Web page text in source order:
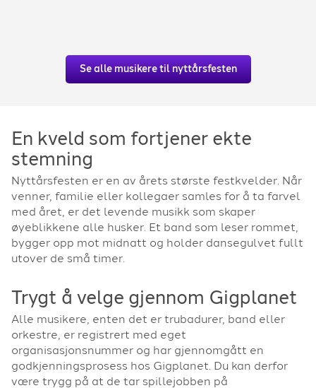
Se alle musikere til nyttårsfesten
En kveld som fortjener ekte
stemning
Nyttårsfesten er en av årets største festkvelder. Når
venner, familie eller kollegaer samles for å ta farvel
med året, er det levende musikk som skaper
øyeblikkene alle husker. Et band som leser rommet,
bygger opp mot midnatt og holder dansegulvet fullt
utover de små timer.
Trygt å velge gjennom Gigplanet
Alle musikere, enten det er trubadurer, band eller
orkestre, er registrert med eget
organisasjonsnummer og har gjennomgått en
godkjenningsprosess hos Gigplanet. Du kan derfor
være trygg på at de tar spillejobben på